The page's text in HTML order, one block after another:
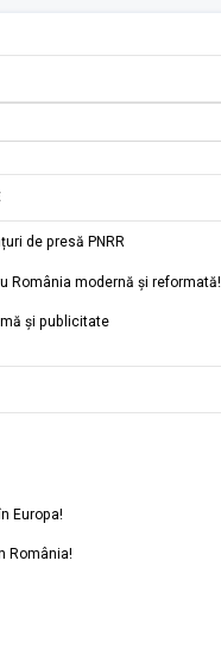
de presă PNRR
România modernă și reformată!
și publicitate
Europa!
România!